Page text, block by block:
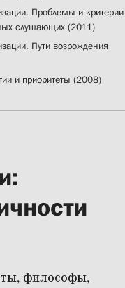
Проблемы и критерии
слушающих (2011)
Пути возрождения
и приоритеты (2008)
философы,